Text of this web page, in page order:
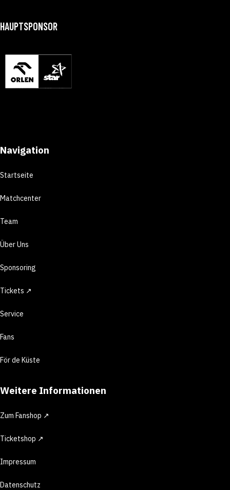
HAUPTSPONSOR
Navigation
Startseite
Matchcenter
Team
Über Uns
Sponsoring
Tickets ↗
Service
Fans
För de Küste
Weitere Informationen
Zum Fanshop ↗
Ticketshop ↗
Impressum
Datenschutz